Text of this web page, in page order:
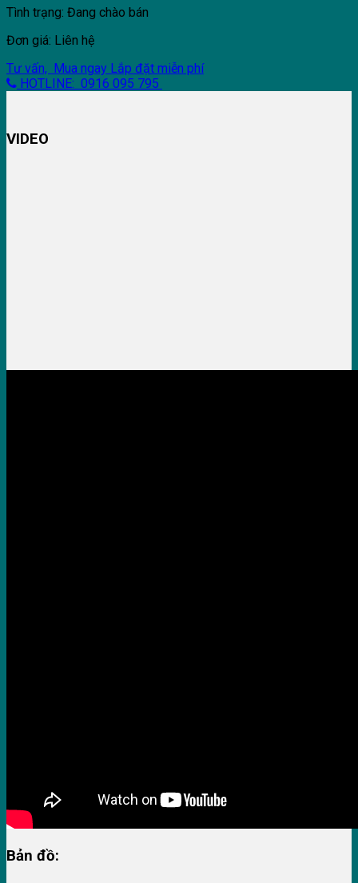
Tình trạng: Đang chào bán
Đơn giá: Liên hệ
Tư vấn, Mua ngay Lắp đặt miễn phí
HOTLINE: 0916 095 795
VIDEO
Bản đồ: